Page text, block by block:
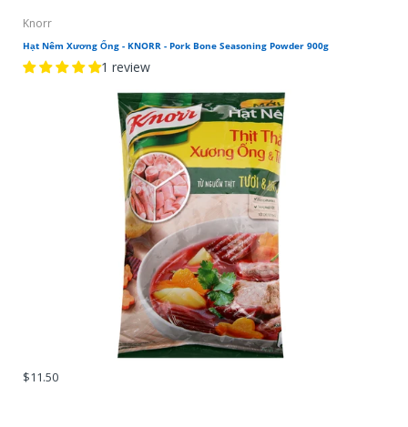
Knorr
Hạt Nêm Xương Ống - KNORR - Pork Bone Seasoning Powder 900g
1 review
$11.50